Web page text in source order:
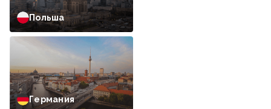
Польша
Германия